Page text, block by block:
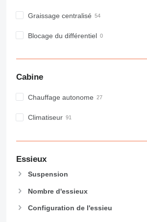
Graissage centralisé
Blocage du différentiel
Cabine
Chauffage autonome
Climatiseur
Essieux
Suspension
Nombre d'essieux
Configuration de l'essieu